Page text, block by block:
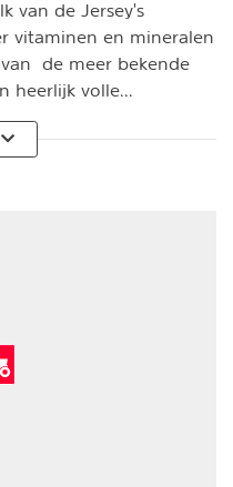
van de Jersey's
vitaminen en mineralen
de meer bekende
heerlijk volle...